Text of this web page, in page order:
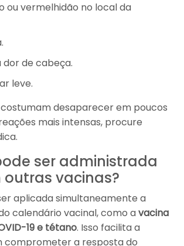
ou vermelhidão no local da
dor de cabeça.
leve.
costumam desaparecer em poucos
mais intensas, procure
ser administrada
vacinas?
aplicada simultaneamente a
calendário vacinal, como avacina
19 e tétano. Isso facilita a
comprometer a resposta do